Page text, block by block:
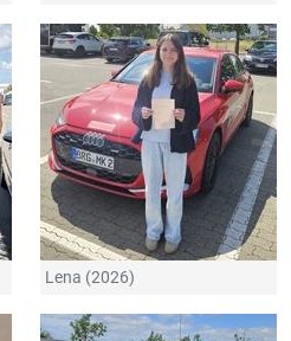
Lena (2026)